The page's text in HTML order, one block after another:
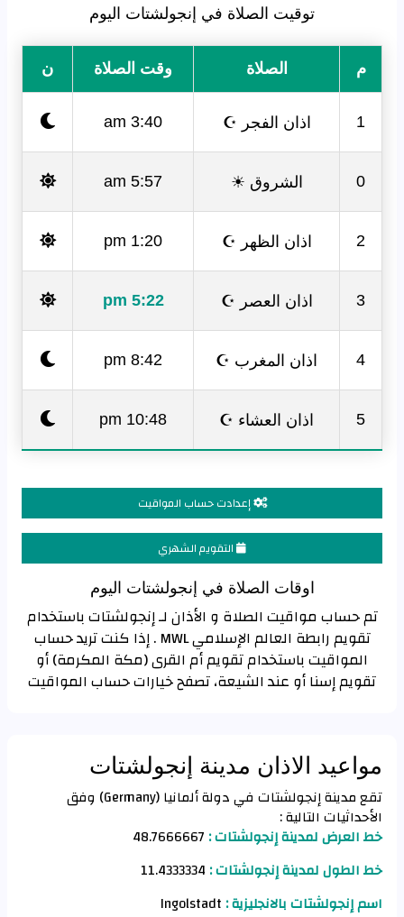
توقيت الصلاة في إنجولشتات اليوم
م الصلاة وقت الصلاة ن
1 اذان الفجر ☪ 3:40 am
0 الشروق ☀ 5:57 am
2 اذان الظهر ☪ 1:20 pm
3 اذان العصر ☪ 5:22 pm
4 اذان المغرب ☪ 8:42 pm
5 اذان العشاء ☪ 10:48 pm
إعدادت حساب المواقيت
التقويم الشهري
اوقات الصلاة في إنجولشتات اليوم
تم حساب مواقيت الصلاة و الأذان لـ إنجولشتات باستخدام
تقويم رابطة العالم الإسلامي MWL . إذا كنت تريد حساب
المواقيت باستخدام تقويم أم القرى (مكة المكرمة) أو
تقويم إسنا أو عند الشيعة، تصفح خيارات حساب المواقيت
مواعيد الاذان مدينة إنجولشتات
تقع مدينة إنجولشتات في دولة ألمانيا (Germany) وفق
الأحداثيات التالية :
خط العرض لمدينة إنجولشتات : 48.7666667
خط الطول لمدينة إنجولشتات :
اسم إنجولشتات بالانجليزية :